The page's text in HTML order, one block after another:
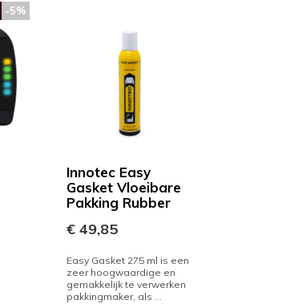
-5%
Innotec Easy
Gasket Vloeibare
Pakking Rubber
€ 49,85
Easy Gasket 275 ml is een
zeer hoogwaardige en
gemakkelijk te verwerken
pakkingmaker, als ...